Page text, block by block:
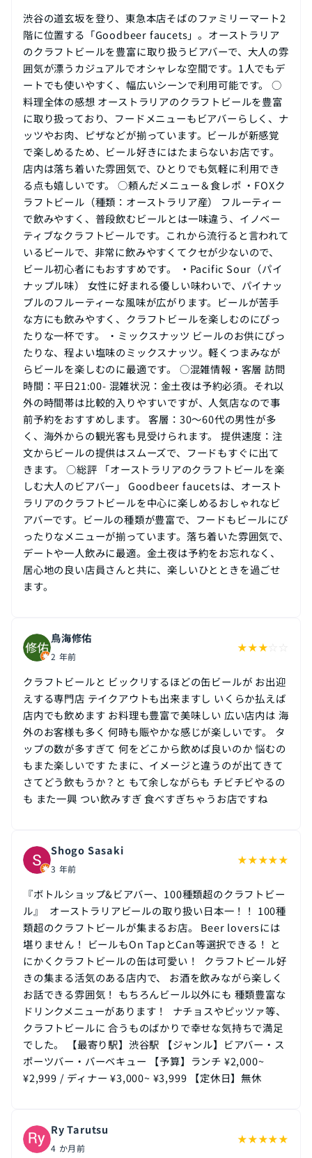
渋谷の道玄坂を登り、東急本店そばのファミリーマート2
階に位置する「Goodbeer faucets」。オーストラリア
のクラフトビールを豊富に取り扱うビアバーで、大人の雰
囲気が漂うカジュアルでオシャレな空間です。1人でもデ
ートでも使いやすく、幅広いシーンで利用可能です。 ○
料理全体の感想 オーストラリアのクラフトビールを豊富
に取り扱っており、フードメニューもビアバーらしく、ナ
ッツやお肉、ピザなどが揃っています。ビールが新感覚
で楽しめるため、ビール好きにはたまらないお店です。
店内は落ち着いた雰囲気で、ひとりでも気軽に利用でき
る点も嬉しいです。 ○頼んだメニュー＆食レポ ・FOXク
ラフトビール（種類：オーストラリア産） フルーティー
で飲みやすく、普段飲むビールとは一味違う、イノベー
ティブなクラフトビールです。これから流行ると言われて
いるビールで、非常に飲みやすくてクセが少ないので、
ビール初心者にもおすすめです。 ・Pacific Sour（パイ
ナップル味） 女性に好まれる優しい味わいで、パイナッ
プルのフルーティーな風味が広がります。ビールが苦手
な方にも飲みやすく、クラフトビールを楽しむのにぴっ
たりな一杯です。 ・ミックスナッツ ビールのお供にぴっ
たりな、程よい塩味のミックスナッツ。軽くつまみなが
らビールを楽しむのに最適です。 ○混雑情報・客層 訪問
時間：平日21:00- 混雑状況：金土夜は予約必須。それ以
外の時間帯は比較的入りやすいですが、人気店なので事
前予約をおすすめします。 客層：30〜60代の男性が多
く、海外からの観光客も見受けられます。 提供速度：注
文からビールの提供はスムーズで、フードもすぐに出て
きます。 ○総評 「オーストラリアのクラフトビールを楽
しむ大人のビアバー」 Goodbeer faucetsは、オースト
ラリアのクラフトビールを中心に楽しめるおしゃれなビ
アバーです。ビールの種類が豊富で、フードもビールにぴ
ったりなメニューが揃っています。落ち着いた雰囲気で、
デートや一人飲みに最適。金土夜は予約をお忘れなく、
居心地の良い店員さんと共に、楽しいひとときを過ごせ
ます。
鳥海修佑
2 年前
★★★
クラフトビールと ビックリするほどの缶ビールが お出迎
えする専門店 テイクアウトも出来ますし いくらか払えば
店内でも飲めます お料理も豊富で美味しい 広い店内は 海
外のお客様も多く 何時も賑やかな感じが楽しいです。 タ
ップの数が多すぎて 何をどこから飲めば良いのか 悩むの
もまた楽しいです たまに、イメージと違うのが出てきて
さてどう飲もうか？と もて余しながらも チビチビやるの
も また一興 つい飲みすぎ 食べすぎちゃうお店ですね
Shogo Sasaki
3 年前
★★★★★
『ボトルショップ&ビアバー、100種類超のクラフトビー
ル』 ⁡ オーストラリアビールの取り扱い日本一！！ 100種
類超のクラフトビールが集まるお店。 Beer loversには
堪りません！ ビールもOn TapとCan等選択できる！ と
にかくクラフトビールの缶は可愛い！ ⁡ クラフトビール好
きの集まる活気のある店内で、 お酒を飲みながら楽しく
お話できる雰囲気！ もちろんビール以外にも 種類豊富な
ドリンクメニューがあります！ ⁡ ナチョスやピッツァ等、
クラフトビールに 合うものばかりで幸せな気持ちで満足
でした。 【最寄り駅】渋谷駅 【ジャンル】ビアバー・ス
ポーツバー・バーベキュー 【予算】ランチ ¥2,000~
¥2,999 / ディナー ¥3,000~ ¥3,999 【定休日】無休
Ry Tarutsu
4 か月前
★★★★★